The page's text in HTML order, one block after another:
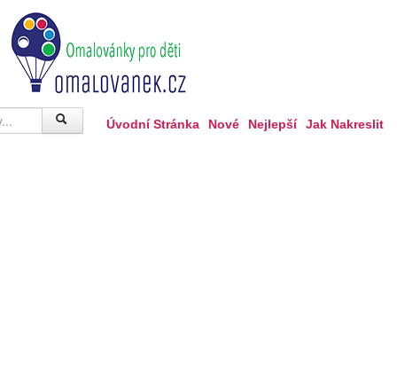
Úvodní Stránka Nové Nejlepší Jak Nakreslit